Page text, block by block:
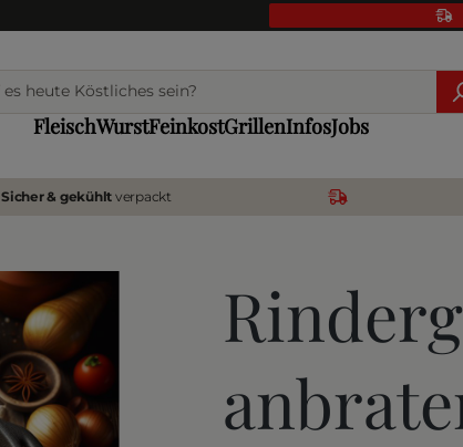
FleischWurstFeinkostGrillenInfosJobs
Sicher & gekühlt verpackt